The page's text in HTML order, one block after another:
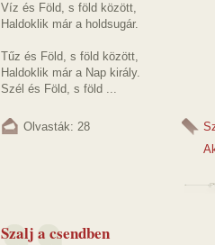
Víz és Föld, s föld között,
Haldoklik már a holdsugár.
Tűz és Föld, s föld között,
Haldoklik már a Nap király.
Szél és Föld, s föld ...
Olvasták: 28
Szalj a csendben